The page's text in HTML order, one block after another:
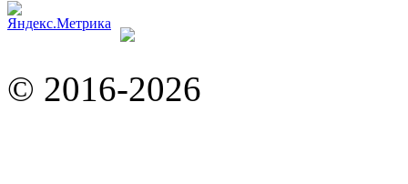
© 2016-2026